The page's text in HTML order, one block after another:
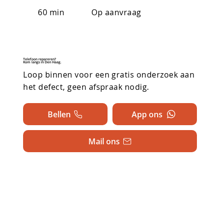
Telefoon repareren?
Kom langs in Den Haag.
Loop binnen voor een gratis onderzoek aan
het defect, geen afspraak nodig.
Mail ons
Bellen App ons
60 min Op aanvraag